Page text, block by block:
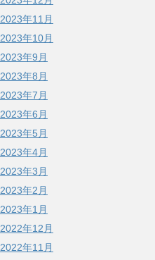
2023年11月
2023年10月
2023年9月
2023年8月
2023年7月
2023年6月
2023年5月
2023年4月
2023年3月
2023年2月
2023年1月
2022年12月
2022年11月